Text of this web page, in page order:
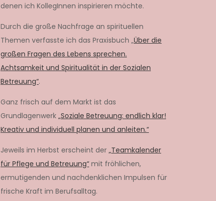
denen ich KollegInnen inspirieren möchte.
Durch die große Nachfrage an spirituellen
Themen verfasste ich das Praxisbuch „Über die
großen Fragen des Lebens sprechen.
Achtsamkeit und Spiritualität in der Sozialen
Betreuung“.
Ganz frisch auf dem Markt ist das
Grundlagenwerk „Soziale Betreuung: endlich klar!
Kreativ und individuell planen und anleiten.“
Jeweils im Herbst erscheint der „Teamkalender
für Pflege und Betreuung“ mit fröhlichen,
ermutigenden und nachdenklichen Impulsen für
frische Kraft im Berufsalltag.